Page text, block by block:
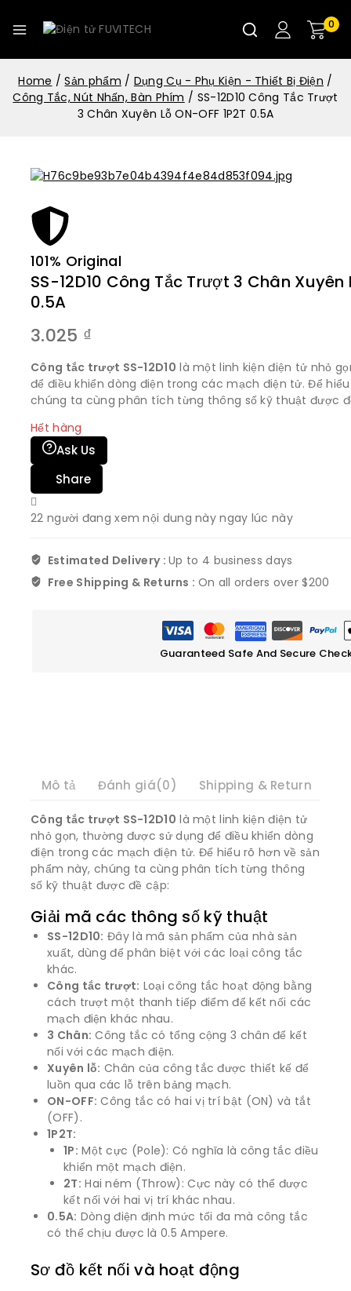
0
Home / Sản phẩm / Dụng Cụ - Phụ Kiện - Thiết Bị Điện /
Công Tắc, Nút Nhấn, Bàn Phím / SS-12D10 Công Tắc Trượt
3 Chân Xuyên Lỗ ON-OFF 1P2T 0.5A
101% Original
SS-12D10 Công Tắc Trượt 3 Chân Xuyên
0.5A
3.025 ₫
Công tắc trượt SS-12D10 là một linh kiện điện tử nhỏ
để điều khiển dòng điện trong các mạch điện tử. Để
chúng ta cùng phân tích từng thông số kỹ thuật được
Hết hàng
Ask Us
Share
22 người đang xem nội dung này ngay lúc này
Estimated Delivery :Up to 4 business days
Free Shipping & Returns : On all orders over $200
Guaranteed Safe And Secure
Mô tả Đánh giá(0) Shipping & Return
Công tắc trượt SS-12D10 là một linh kiện điện tử
nhỏ gọn, thường được sử dụng để điều khiển dòng
điện trong các mạch điện tử. Để hiểu rõ hơn về sản
phẩm này, chúng ta cùng phân tích từng thông
số kỹ thuật được đề cập:
Giải mã các thông số kỹ thuật
SS-12D10: Đây là mã sản phẩm của nhà sản
xuất, dùng để phân biệt với các loại công tắc
khác.
Công tắc trượt: Loại công tắc hoạt động bằng
cách trượt một thanh tiếp điểm để kết nối các
mạch điện khác nhau.
3 Chân: Công tắc có tổng cộng 3 chân để kết
nối với các mạch điện.
Xuyên lỗ: Chân của công tắc được thiết kế để
luồn qua các lỗ trên bảng mạch.
ON-OFF: Công tắc có hai vị trí bật (ON) và tắt
(OFF).
1P2T:
1P: Một cực (Pole): Có nghĩa là công tắc điều
khiển một mạch điện.
2T: Hai ném (Throw): Cực này có thể được
kết nối với hai vị trí khác nhau.
0.5A: Dòng điện định mức tối đa mà công tắc
có thể chịu được là 0.5 Ampere.
Sơ đồ kết nối và hoạt động